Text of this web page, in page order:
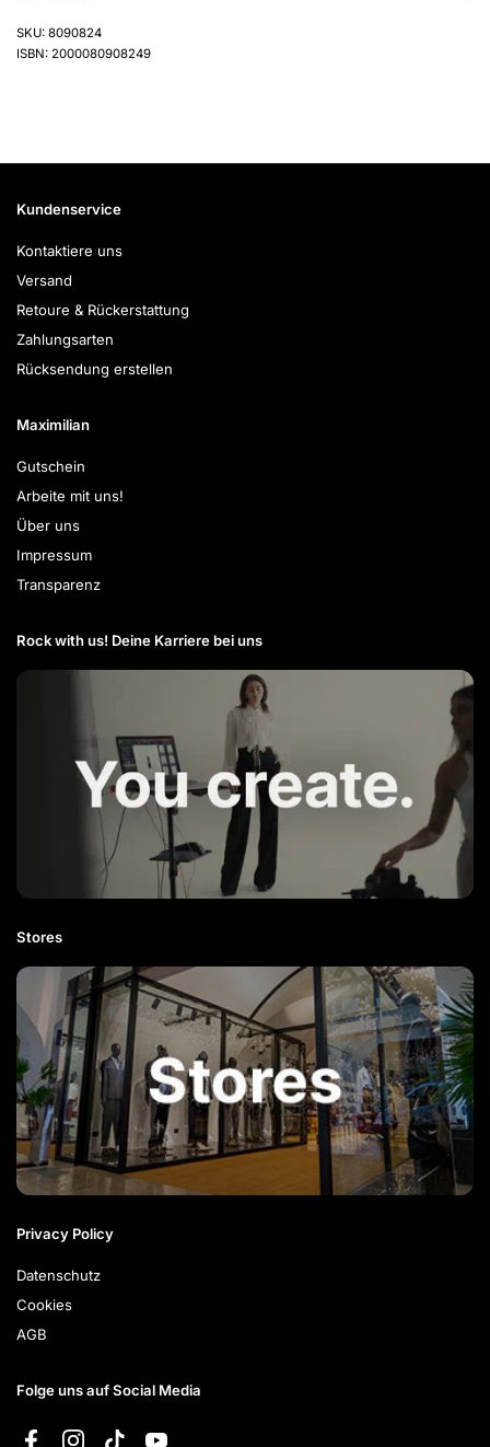
SKU: 8090824
ISBN: 2000080908249
Kundenservice
Kontaktiere uns
Versand
Retoure & Rückerstattung
Zahlungsarten
Rücksendung erstellen
Maximilian
Gutschein
Arbeite mit uns!
Über uns
Impressum
Transparenz
Rock with us! Deine Karriere bei uns​
Stores
Privacy Policy
Datenschutz
Cookies
AGB
Folge uns auf Social Media